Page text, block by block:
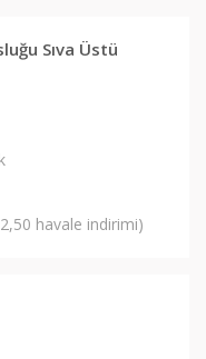
Sıva Üstü
havale indirimi)